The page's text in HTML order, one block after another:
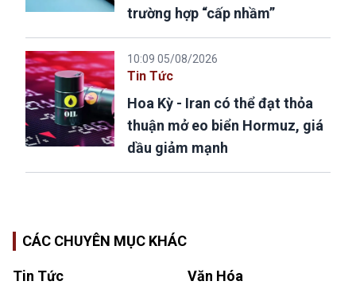
trường hợp “cấp nhầm”
10:09 05/08/2026
Tin Tức
Hoa Kỳ - Iran có thể đạt thỏa
thuận mở eo biển Hormuz, giá
dầu giảm mạnh
CÁC CHUYÊN MỤC KHÁC
Tin Tức Văn Hóa